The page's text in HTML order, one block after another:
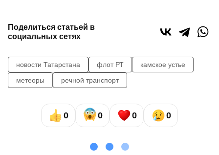
Поделиться статьей в
социальных сетях
новости Татарстана флот РТ
камское устье
метеоры
речной транспорт
0 0 0 0